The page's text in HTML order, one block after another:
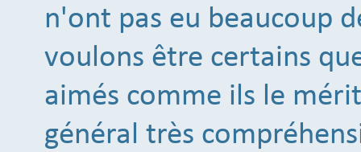
n'ont pas eu beaucoup
voulons être certains
aimés comme ils le
général très